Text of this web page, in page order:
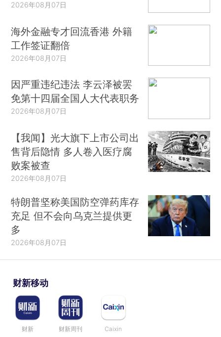
2026年08月07日
海外金融专才回流香港 外籍
工作签证翻倍
2026年08月07日
因严重违纪违法 李云泽被罢
免第十四届全国人大代表职务
2026年08月07日
【我闻】光大旗下上市公司出
售背后隐情 多人卷入医疗腐
败案被查
2026年08月07日
特朗普坚称美国防空弹药库存
充足 但不会向乌克兰提供更
多
2026年08月07日
财新移动
财新 财新周刊 Caixin